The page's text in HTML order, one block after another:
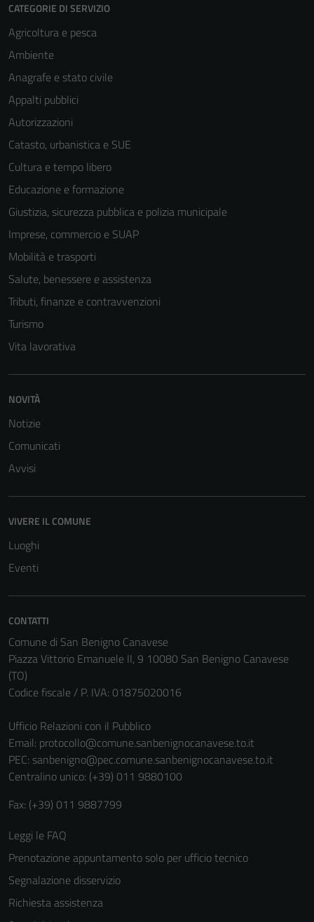
CATEGORIE DI SERVIZIO
Agricoltura e pesca
Ambiente
Anagrafe e stato civile
Appalti pubblici
Autorizzazioni
Catasto, urbanistica e SUE
Cultura e tempo libero
Educazione e formazione
Giustizia, sicurezza pubblica e polizia municipale
Imprese, commercio e SUAP
Mobilità e trasporti
Salute, benessere e assistenza
Tributi, finanze e contravvenzioni
Turismo
Vita lavorativa
NOVITÀ
Notizie
Comunicati
Avvisi
VIVERE IL COMUNE
Luoghi
Eventi
CONTATTI
Comune di San Benigno Canavese
Piazza Vittorio Emanuele II, 9 10080 San Benigno Canavese
(TO)
Codice fiscale / P. IVA: 01875020016
Ufficio Relazioni con il Pubblico
Email: protocollo@comune.sanbenignocanavese.to.it
PEC: sanbenigno@pec.comune.sanbenignocanavese.to.it
Centralino unico: (+39) 011 9880100
Fax: (+39) 011 9887799
Leggi le FAQ
Prenotazione appuntamento solo per ufficio tecnico
Segnalazione disservizio
Richiesta assistenza
Tecnici
Questi cookie
possono